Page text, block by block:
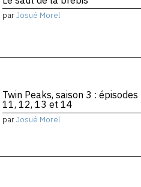
parJosué Morel
Twin Peaks, saison 3 : épisodes
11, 12, 13 et 14
parJosué Morel